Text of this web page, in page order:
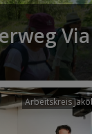
Via
Arbeitskreis